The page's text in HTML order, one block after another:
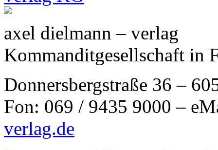
axel dielmann – verlag
Kommanditgesellschaft in
Donnersbergstraße 36 –
Fon: 069 / 9435 9000 –
verlag.de